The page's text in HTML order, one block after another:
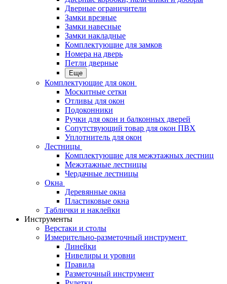
Дверные ограничители
Замки врезные
Замки навесные
Замки накладные
Комплектующие для замков
Номера на дверь
Петли дверные
Еще
Комплектующие для окон
Москитные сетки
Отливы для окон
Подоконники
Ручки для окон и балконных дверей
Сопутствующий товар для окон ПВХ
Уплотнитель для окон
Лестницы
Комплектующие для межэтажных лестниц
Межэтажные лестницы
Чердачные лестницы
Окна
Деревянные окна
Пластиковые окна
Таблички и наклейки
Инструменты
Верстаки и столы
Измерительно-разметочный инструмент
Линейки
Нивелиры и уровни
Правила
Разметочный инструмент